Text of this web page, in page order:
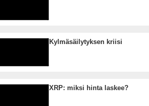
Kylmäsäilytyksen kriisi
XRP: miksi hinta laskee?